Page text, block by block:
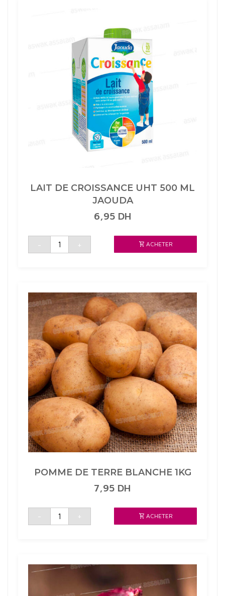
LAIT DE CROISSANCE UHT 500 ML
JAOUDA
6,95 DH
-
quantité
LAIT
JAOUDA
+ ACHETER
POMME DE TERRE BLANCHE 1KG
7,95 DH
-
quantité
POMME
+ ACHETER